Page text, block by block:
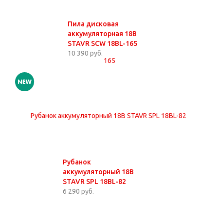
Пила дисковая
аккумуляторная 18В
STAVR SCW 18BL-165
10 390 руб.
Рубанок
аккумуляторный 18В
STAVR SPL 18BL-82
6 290 руб.